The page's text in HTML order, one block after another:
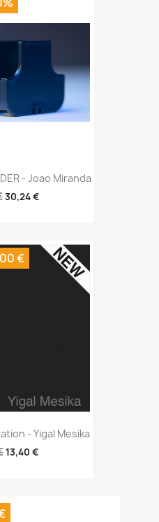
- Joao Miranda
30,24 €
- Yigal Mesika
13,40 €
€